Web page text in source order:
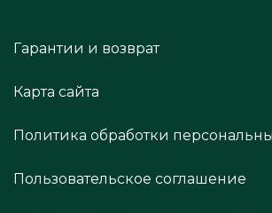
Гарантии и возврат
Карта сайта
Политика обработки
Пользовательское соглашение